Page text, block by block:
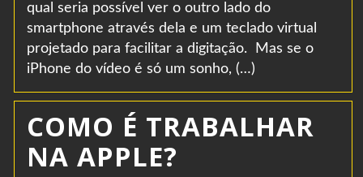
qual seria possível ver o outro lado do
smartphone através dela e um teclado virtual
projetado para facilitar a digitação. Mas se o
iPhone do vídeo é só um sonho, (…)
COMO É TRABALHAR
NA APPLE?